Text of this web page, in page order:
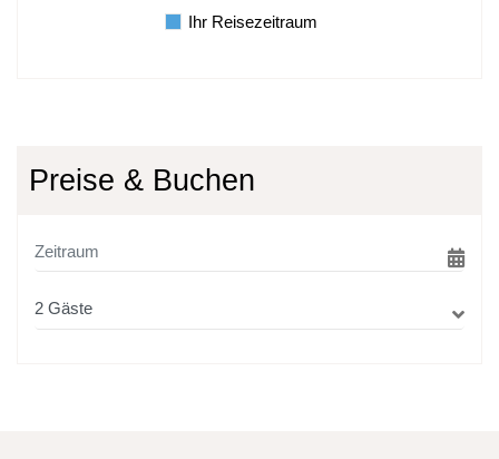
Ihr Reisezeitraum
Preise & Buchen